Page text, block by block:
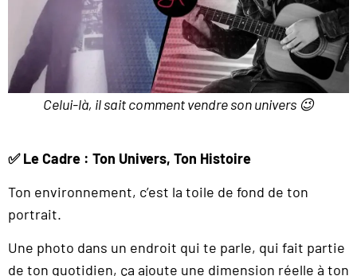
Celui-là, il sait comment vendre son univers 😉
✅ Le Cadre : Ton Univers, Ton Histoire
Ton environnement, c’est la toile de fond de ton
portrait.
Une photo dans un endroit qui te parle, qui fait partie
de ton quotidien, ça ajoute une dimension réelle à ton